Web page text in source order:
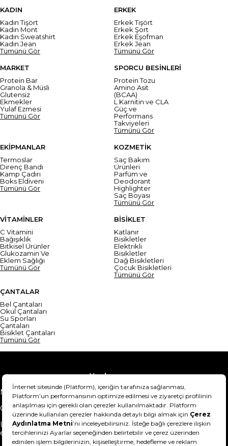
KADIN
Kadın Tişört
Kadın Mont
Kadın Sweatshirt
Kadın Jean
Tümünü Gör
ERKEK
Erkek Tişört
Erkek Şort
Erkek Eşofman
Erkek Jean
Tümünü Gör
MARKET
Protein Bar
Granola & Müsli
Glutensiz
Ekmekler
Yulaf Ezmesi
Tümünü Gör
SPORCU BESİNLERİ
Protein Tozu
Amino Asit
(BCAA)
L Karnitin ve CLA
Güç ve
Performans
Takviyeleri
Tümünü Gör
EKİPMANLAR
Termoslar
Direnç Bandı
Kamp Çadırı
Boks Eldiveni
Tümünü Gör
KOZMETİK
Saç Bakım
Ürünleri
Parfüm ve
Deodorant
Highlighter
Saç Boyası
Tümünü Gör
VİTAMİNLER
C Vitamini
Bağışıklık
Bitkisel Ürünler
Glukozamin Ve
Eklem Sağlığı
Tümünü Gör
BİSİKLET
Katlanır
Bisikletler
Elektrikli
Bisikletler
Dağ Bisikletleri
Çocuk Bisikletleri
Tümünü Gör
ÇANTALAR
Bel Çantaları
Okul Çantaları
Su Sporları
Çantaları
Bisiklet Çantaları
Tümünü Gör
Yardım
Mesafeli Satış Sözleşmesi
Teslimat Bilgisi
Gizlilik Sözleşmesi
Şartlar & Koşullar
Ürünümü nasıl iade
edebilirim?
Hakkımızda